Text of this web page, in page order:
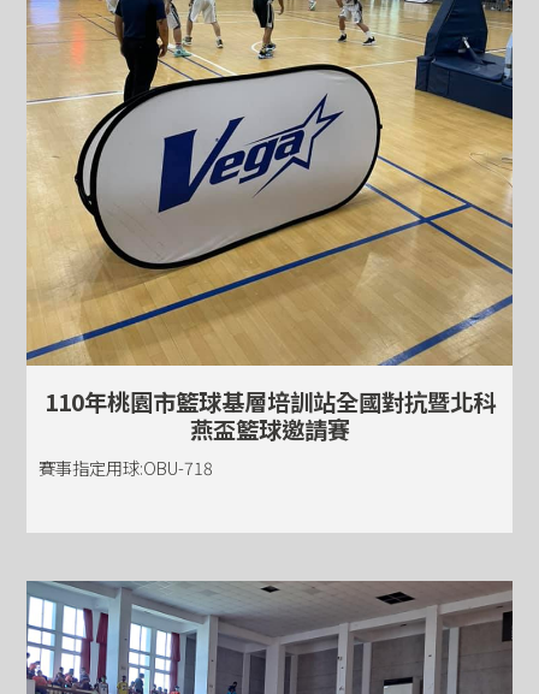
110年桃園市籃球基層培訓站全國對抗暨北科
燕盃籃球邀請賽
賽事指定用球:OBU-718